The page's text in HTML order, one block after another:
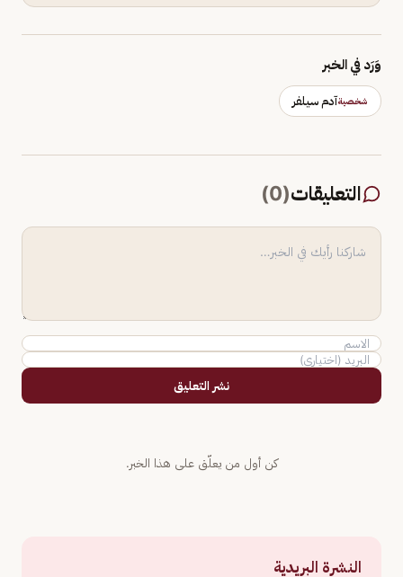
وَرَد في الخبر
شخصيةآدم سيلفر
التعليقات(
0
)
نشر التعليق
كن أول من يعلّق على هذا الخبر.
النشرة البريدية